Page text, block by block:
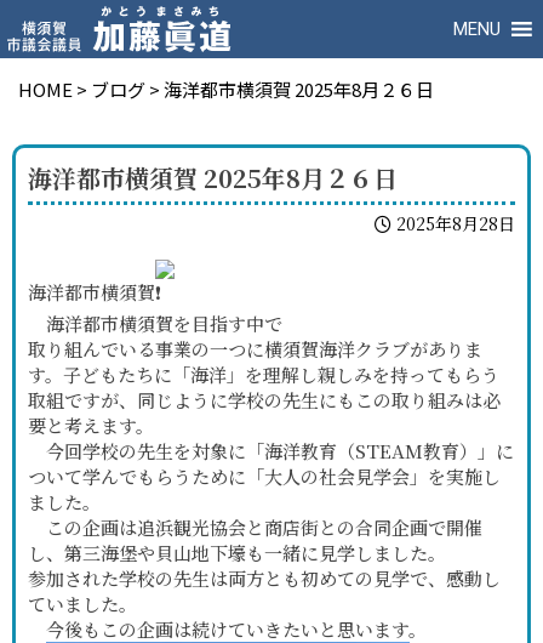
MENU
HOME > ブログ>海洋都市横須賀 2025年8月２６日
海洋都市横須賀 2025年8月２６日
2025年8月28日
海洋都市横須賀
海洋都市横須賀を目指す中で
取り組んでいる事業の一つに横須賀海洋クラブがありま
す。子どもたちに「海洋」を理解し親しみを持ってもらう
取組ですが、同じように学校の先生にもこの取り組みは必
要と考えます。
今回学校の先生を対象に「海洋教育（STEAM教育）」に
ついて学んでもらうために「大人の社会見学会」を実施し
ました。
この企画は追浜観光協会と商店街との合同企画で開催
し、第三海堡や貝山地下壕も一緒に見学しました。
参加された学校の先生は両方とも初めての見学で、感動し
ていました。
今後もこの企画は続けていきたいと思います。